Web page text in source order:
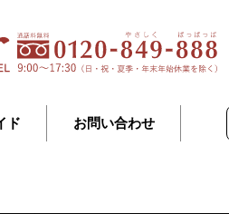
ド お問い合わせ